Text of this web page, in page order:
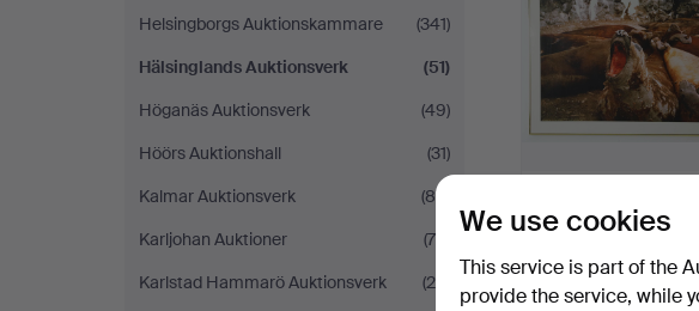
Helsingborgs Auktionskammare
(341)
Hälsinglands Auktionsverk
(51)
Höganäs Auktionsverk
(49)
Höörs Auktionshall
(31)
Kalmar Auktionsverk
(89)
Karljohan Auktioner
(76)
Karlstad Hammarö Auktionsverk
(25)
2001). Photograph, "H…
Estimate
106 USD
We use cookies
This service is part of the
provide the service, while